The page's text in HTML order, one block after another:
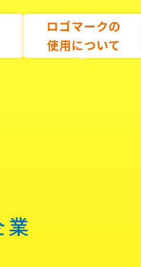
ロゴマークの
使用について